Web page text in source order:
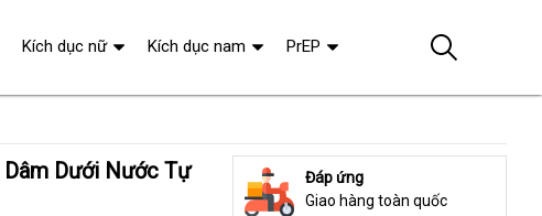
Đáp ứng
Giao hàng toàn quốc
Kích dục nữ Kích dục nam PrEP